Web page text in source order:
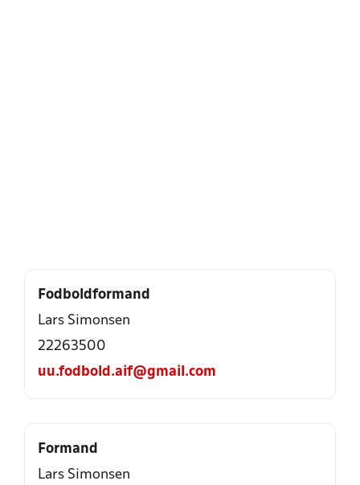
Fodboldformand
Lars Simonsen
22263500
uu.fodbold.aif@gmail.com
Formand
Lars Simonsen